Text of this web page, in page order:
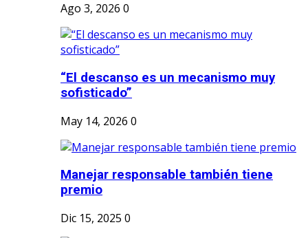
Ago 3, 2026 0
“El descanso es un mecanismo muy
sofisticado”
May 14, 2026 0
Manejar responsable también tiene
premio
Dic 15, 2025 0